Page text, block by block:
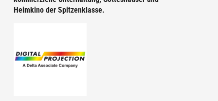
Heimkino der Spitzenklasse.